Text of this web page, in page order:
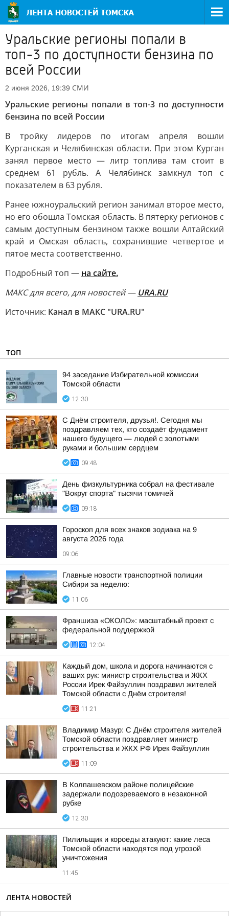
Уральские регионы попали в
топ-3 по доступности бензина по
всей России
2 июня 2026, 19:39 СМИ
Уральские регионы попали в топ-3 по доступности
бензина по всей России
В тройку лидеров по итогам апреля вошли
Курганская и Челябинская области. При этом Курган
занял первое место — литр топлива там стоит в
среднем 61 рубль. А Челябинск замкнул топ с
показателем в 63 рубля.
Ранее южноуральский регион занимал второе место,
но его обошла Томская область. В пятерку регионов с
самым доступным бензином также вошли Алтайский
край и Омская область, сохранившие четвертое и
пятое места соответственно.
Подробный топ — на сайте.
MAКС для всего, для новостей — URA.RU
Источник: Канал в МАКС "URA.RU"
ТОП
94 заседание Избирательной комиссии
Томской области
12:30
С Днём строителя, друзья!. Сегодня мы
поздравляем тех, кто создаёт фундамент
нашего будущего — людей с золотыми
руками и большим сердцем
09:48
День физкультурника собрал на фестивале
"Вокруг спорта" тысячи томичей
09:18
Гороскоп для всех знаков зодиака на 9
августа 2026 года
09:06
Главные новости транспортной полиции
Сибири за неделю:
11:06
Франшиза «ОКОЛО»: масштабный проект с
федеральной поддержкой
12:04
Каждый дом, школа и дорога начинаются с
ваших рук: министр строительства и ЖКХ
России Ирек Файзуллин поздравил жителей
Томской области с Днём строителя!
11:21
Владимир Мазур: С Днём строителя жителей
Томской области поздравляет министр
строительства и ЖКХ РФ Ирек Файзуллин
11:09
В Колпашевском районе полицейские
задержали подозреваемого в незаконной
рубке
12:30
Пилильщик и короеды атакуют: какие леса
Томской области находятся под угрозой
уничтожения
11:45
ЛЕНТА НОВОСТЕЙ